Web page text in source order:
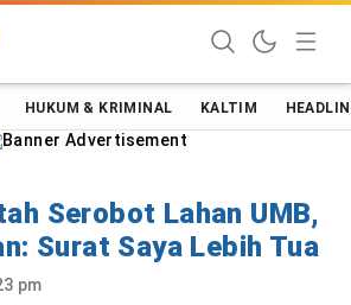
Energi Positif Informasi Terkini!
HUKUM & KRIMINAL KALTIM
Serobot Lahan UMB,
Surat Saya Lebih Tua
pm